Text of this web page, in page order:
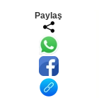
Paylaş